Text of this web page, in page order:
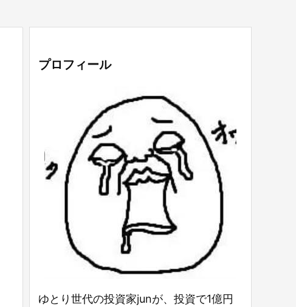
プロフィール
ゆとり世代の投資家junが、投資で1億円